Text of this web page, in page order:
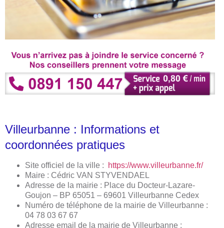
Villeurbanne : Informations et
coordonnées pratiques
Site officiel de la ville :
https://www.villeurbanne.fr/
Maire : Cédric VAN STYVENDAEL
Adresse de la mairie : Place du Docteur-Lazare-
Goujon – BP 65051 – 69601 Villeurbanne Cedex
Numéro de téléphone de la mairie de Villeurbanne :
04 78 03 67 67
Adresse email de la mairie de Villeurbanne :